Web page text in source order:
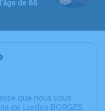
de 86
que nous vous
de Lurdes BORGES